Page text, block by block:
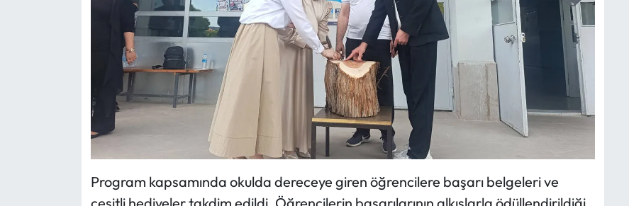
Program kapsamında okulda dereceye giren öğrencilere başarı belgeleri ve